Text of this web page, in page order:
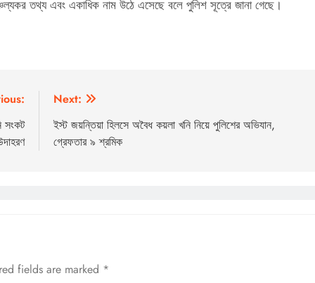
তথ্য এবং একাধিক নাম উঠে এসেছে বলে পুলিশ সূত্রে জানা গেছে।
সংকট
Next:
ইস্ট জয়ন্তিয়া হিলসে অবৈধ কয়লা খনি নিয়ে পুলিশের অভিযান,
গ্রেফতার ৯ শ্রমিক
fields are marked *